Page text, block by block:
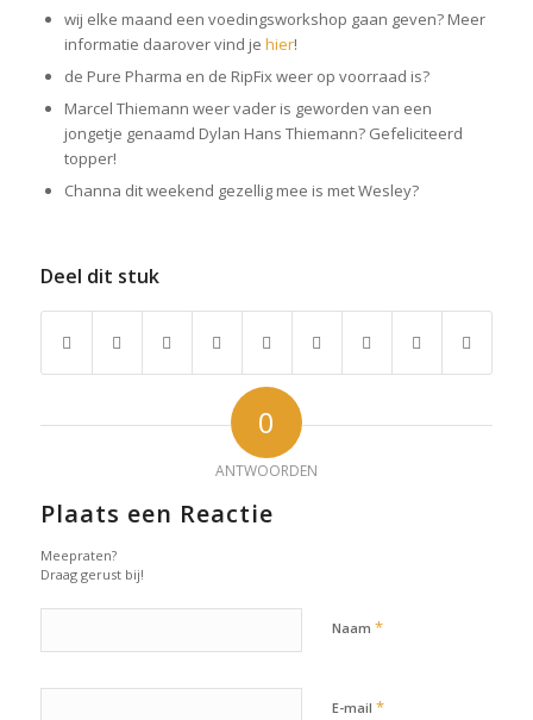
wij elke maand een voedingsworkshop gaan geven? Meer
informatie daarover vind je hier!
de Pure Pharma en de RipFix weer op voorraad is?
Marcel Thiemann weer vader is geworden van een
jongetje genaamd Dylan Hans Thiemann? Gefeliciteerd
topper!
Channa dit weekend gezellig mee is met Wesley?
Deel dit stuk
0
ANTWOORDEN
Plaats een Reactie
Meepraten?
Draag gerust bij!
Naam *
E-mail *